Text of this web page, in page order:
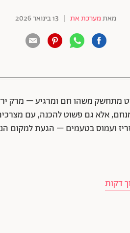
מאתמערכת את | 13 בינואר 2026
מתחשק משהו חם ומרגיע – מרק
אלא גם פשוט להכנה, עם
ועמוס בטעמים – הגעת למקום
דקות